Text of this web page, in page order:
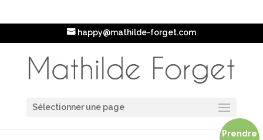
happy@mathilde-forget.com
Sélectionner une page
Prendre